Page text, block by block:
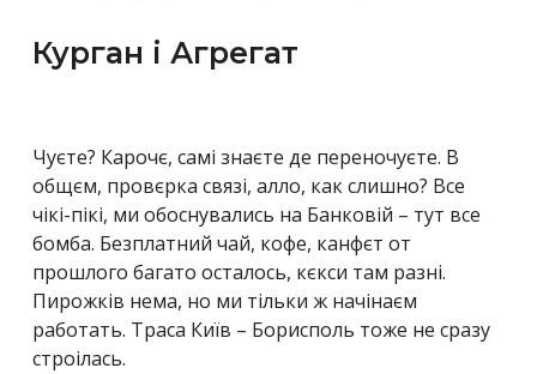
Курган і Агрегат
Чуєте? Карочє, самі знаєте де переночуєте. В
общєм, провєрка связі, алло, как слишно? Все
чікі-пікі, ми обоснувались на Банковій – тут все
бомба. Безплатний чай, кофе, канфєт от
прошлого багато осталось, кєкси там разні.
Пирожків нема, но ми тільки ж начінаєм
работать. Траса Київ – Борисполь тоже не сразу
строілась.